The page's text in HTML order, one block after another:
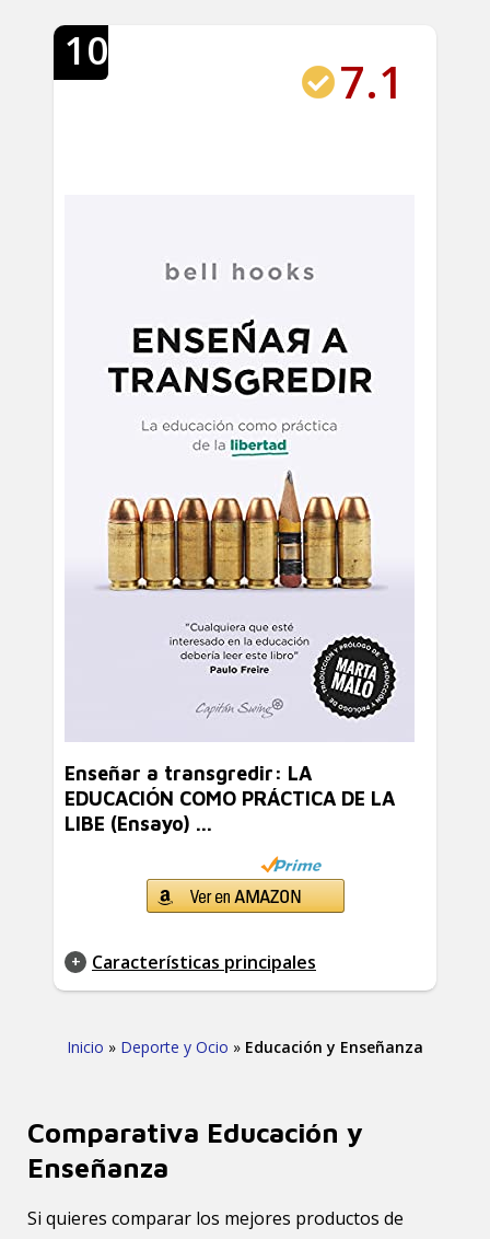
10
7.1
Enseñar a transgredir: LA
EDUCACIÓN COMO PRÁCTICA DE LA
LIBE (Ensayo) ...
Características principales
Inicio » Deporte y Ocio » Educación y Enseñanza
Comparativa Educación y
Enseñanza
Si quieres comparar los mejores productos de